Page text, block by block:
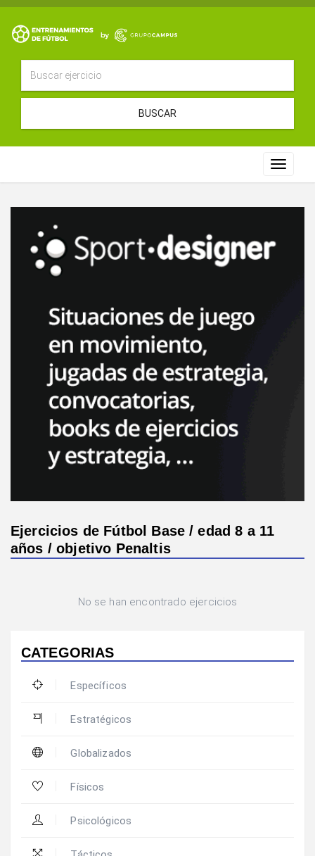
BUSCAR
Toggle
Ejercicios de Fútbol Base / edad 8 a 11
años / objetivo Penaltis
No se han encontrado ejercicios
CATEGORIAS
Específicos
Estratégicos
Globalizados
Físicos
Psicológicos